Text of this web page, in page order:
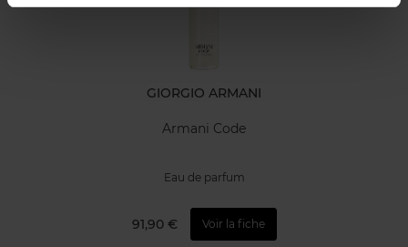
GIORGIO ARMANI
Armani Code
Eau de parfum
91,90 € Voir la fiche